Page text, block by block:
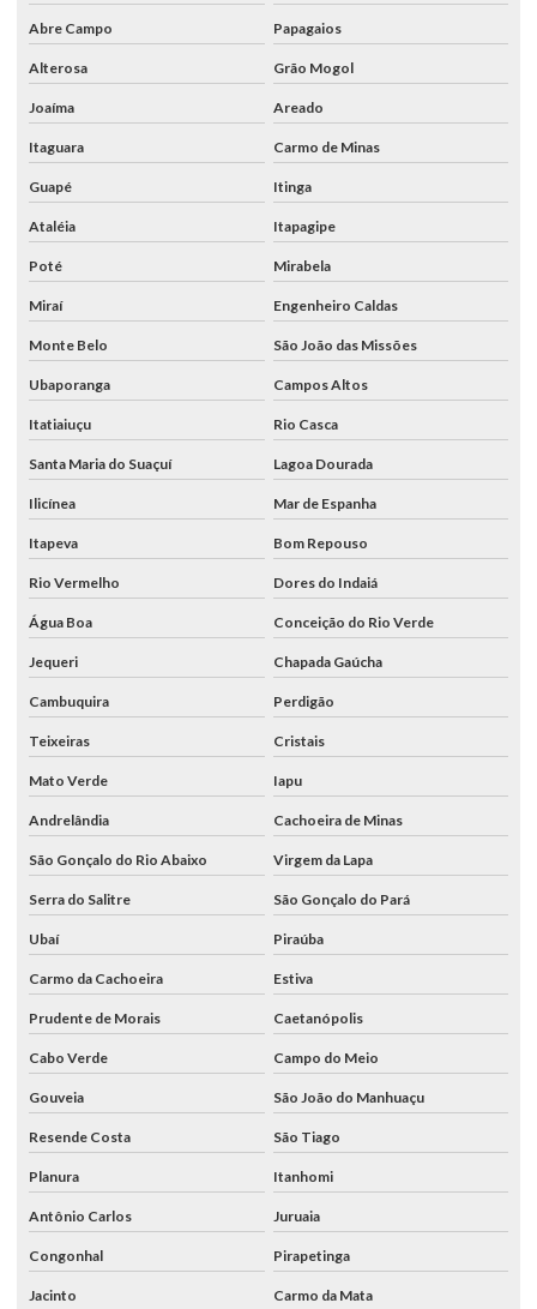
Abre Campo Papagaios
Alterosa Grão Mogol
Joaíma Areado
Itaguara Carmo de Minas
Guapé Itinga
Ataléia Itapagipe
Poté Mirabela
Miraí Engenheiro Caldas
Monte Belo São João das Missões
Ubaporanga Campos Altos
Itatiaiuçu Rio Casca
Santa Maria do Suaçuí Lagoa Dourada
Ilicínea Mar de Espanha
Itapeva Bom Repouso
Rio Vermelho Dores do Indaiá
Água Boa Conceição do Rio Verde
Jequeri Chapada Gaúcha
Cambuquira Perdigão
Teixeiras Cristais
Mato Verde Iapu
Andrelândia Cachoeira de Minas
São Gonçalo do Rio Abaixo Virgem da Lapa
Serra do Salitre São Gonçalo do Pará
Ubaí Piraúba
Carmo da Cachoeira Estiva
Prudente de Morais Caetanópolis
Cabo Verde Campo do Meio
Gouveia São João do Manhuaçu
Resende Costa São Tiago
Planura Itanhomi
Antônio Carlos Juruaia
Congonhal Pirapetinga
Jacinto Carmo da Mata